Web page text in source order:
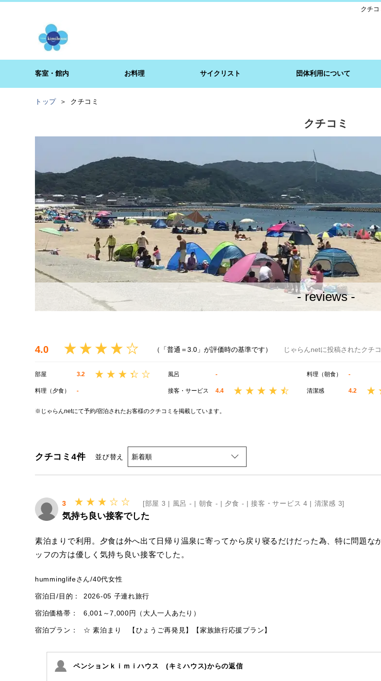
クチコ
客室・館内 お料理 サイクリスト 団体利用について
トップ クチコミ
クチコミ
- reviews -
4.0 （「普通＝3.0」が評価時の基準です） じゃらんnetに投稿されたクチ
部屋 3.2
料理（夕食） -
風呂 -
接客・サービス 4.4
料理（朝食） -
清潔感 4.2
※じゃらんnetにて予約/宿泊されたお客様のクチコミを掲載しています。
クチコミ 4件 並び替え
3
[部屋 3 | 風呂 - | 朝食 - | 夕食 - |接客・サービス 4 | 清潔感 3]
気持ち良い接客でした
素泊まりで利用。夕食は外へ出て日帰り温泉に寄ってから戻り寝るだけだった為、特に問題
ッフの方は優しく気持ち良い接客でした。
humminglifeさん/40代女性
宿泊日/目的： 2026-05 子連れ旅行
宿泊価格帯： 6,001～7,000円（大人一人あたり）
宿泊プラン： ☆ 素泊まり 【ひょうご再発見】【家族旅行応援プラン】
ペンションｋｉｍｉハウス (キミハウス)からの返信